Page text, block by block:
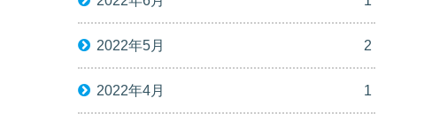
2022年5月 2
2022年4月 1